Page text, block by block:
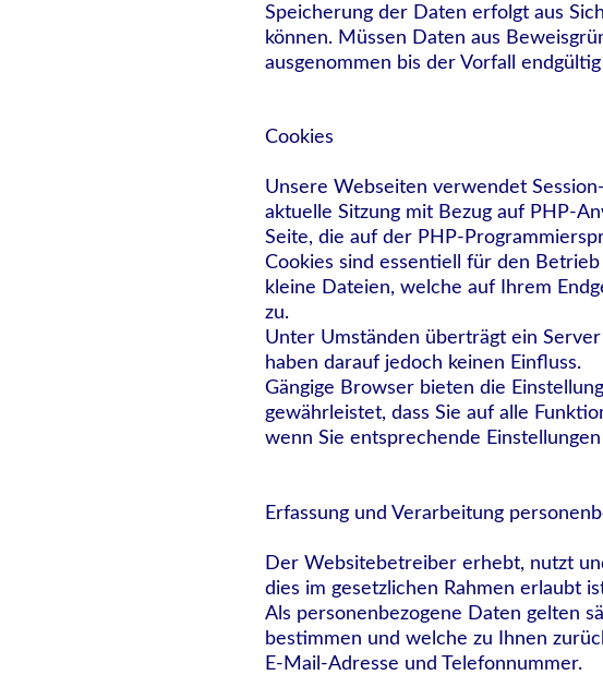
Speicherung der Daten erfolgt aus
können. Müssen Daten aus
ausgenommen bis der Vorfall
Cookies
Unsere Webseiten verwendet
aktuelle Sitzung mit Bezug auf PHP-
Seite, die auf der PHP-
Cookies sind essentiell für den
kleine Dateien, welche auf Ihrem
zu.
Unter Umständen überträgt ein
haben darauf jedoch keinen Einfluss.
Gängige Browser bieten die
gewährleistet, dass Sie auf alle
wenn Sie entsprechende
Erfassung und Verarbeitung
Der Websitebetreiber erhebt, nutzt
dies im gesetzlichen Rahmen erlaubt
Als personenbezogene Daten gelten
bestimmen und welche zu Ihnen
E-Mail-Adresse und Telefonnummer.